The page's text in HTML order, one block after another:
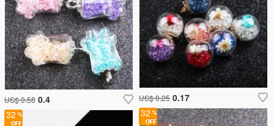
US$ 0.25 0.17
32
US$ 0.58 0.4
32